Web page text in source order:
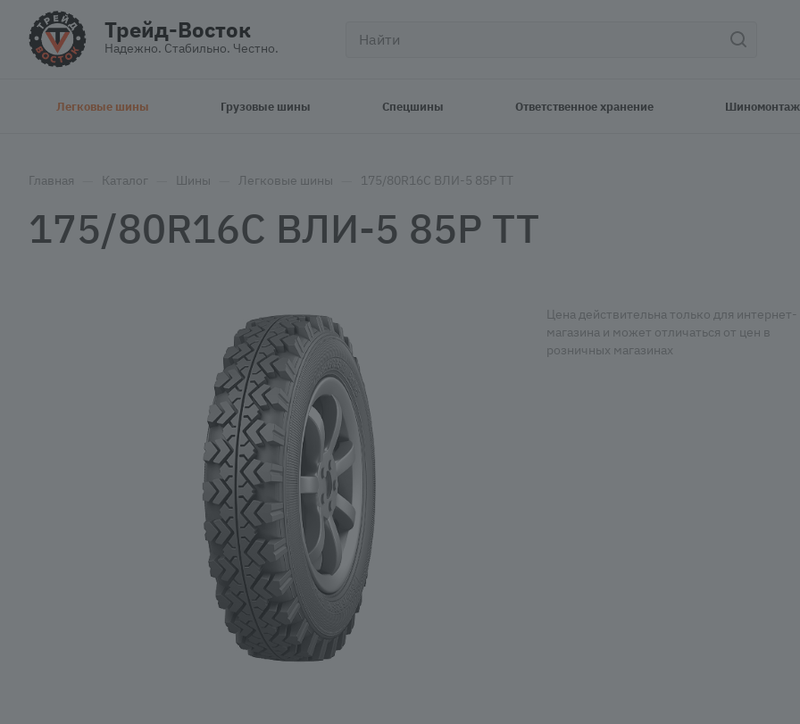
Трейд-Восток
Надежно. Стабильно. Честно.
Легковые шины Грузовые шины Спецшины Ответственное хранение Шиномонтаж
Главная Каталог Шины Легковые шины 175/80R16C ВЛИ-5 85P TT
175/80R16C ВЛИ-5 85P TT
Цена действительна только для интернет-
магазина и может отличаться от цен в
розничных магазинах